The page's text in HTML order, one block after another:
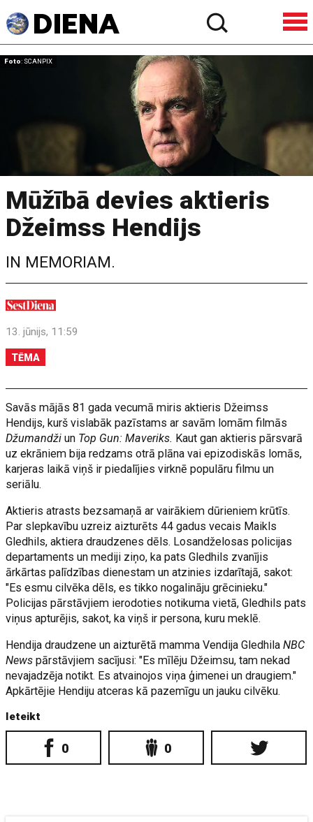
Foto: SCANPIX
Mūžībā devies aktieris
Džeimss Hendijs
IN MEMORIAM.
13. jūnijs, 11:59
TĒMA
Savās mājās 81 gada vecumā miris aktieris Džeimss
Hendijs, kurš vislabāk pazīstams ar savām lomām filmās
Džumandžiun Top Gun: Maveriks. Kaut gan aktieris pārsvarā
uz ekrāniem bija redzams otrā plāna vai epizodiskās lomās,
karjeras laikā viņš ir piedalījies virknē populāru filmu un
seriālu.
Aktieris atrasts bezsamaņā ar vairākiem dūrieniem krūtīs.
Par slepkavību uzreiz aizturēts 44 gadus vecais Maikls
Gledhils, aktiera draudzenes dēls. Losandželosas policijas
departaments un mediji ziņo, ka pats Gledhils zvanījis
ārkārtas palīdzības dienestam un atzinies izdarītajā, sakot:
"Es esmu cilvēka dēls, es tikko nogalināju grēcinieku."
Policijas pārstāvjiem ierodoties notikuma vietā, Gledhils pats
viņus apturējis, sakot, ka viņš ir persona, kuru meklē.
Hendija draudzene un aizturētā mamma Vendija GledhilaNBC
Newspārstāvjiem sacījusi: "Es mīlēju Džeimsu, tam nekad
nevajadzēja notikt. Es atvainojos viņa ģimenei un draugiem."
Apkārtējie Hendiju atceras kā pazemīgu un jauku cilvēku.
Ieteikt
0 0